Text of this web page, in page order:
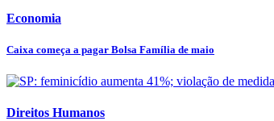
Economia
Caixa começa a pagar Bolsa Família de maio
Direitos Humanos